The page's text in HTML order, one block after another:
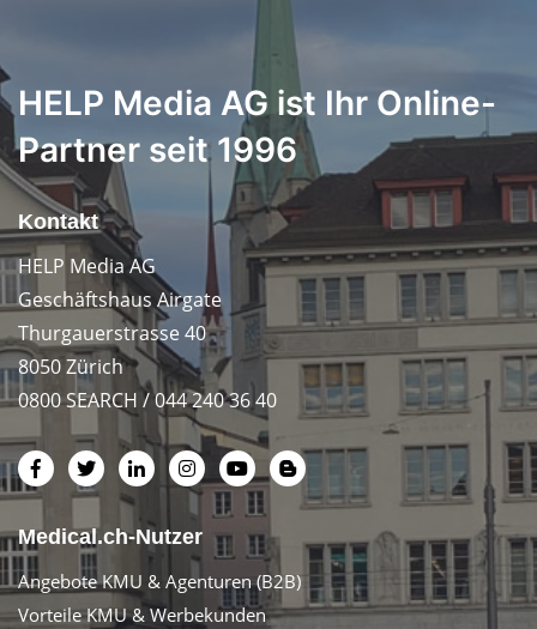
HELP Media AG ist Ihr Online-
Partner seit 1996
Kontakt
HELP Media AG
Geschäftshaus Airgate
Thurgauerstrasse 40
8050 Zürich
0800 SEARCH / 044 240 36 40
Medical.ch-Nutzer
Angebote KMU & Agenturen (B2B)
Vorteile KMU & Werbekunden